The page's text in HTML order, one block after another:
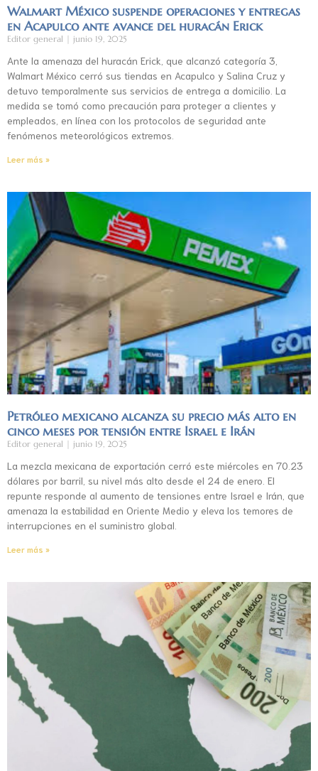
Walmart México suspende operaciones y entregas
en Acapulco ante avance del huracán Erick
Editor general junio 19, 2025
Ante la amenaza del huracán Erick, que alcanzó categoría 3,
Walmart México cerró sus tiendas en Acapulco y Salina Cruz y
detuvo temporalmente sus servicios de entrega a domicilio. La
medida se tomó como precaución para proteger a clientes y
empleados, en línea con los protocolos de seguridad ante
fenómenos meteorológicos extremos.
Leer más »
Petróleo mexicano alcanza su precio más alto en
cinco meses por tensión entre Israel e Irán
Editor general junio 19, 2025
La mezcla mexicana de exportación cerró este miércoles en 70.23
dólares por barril, su nivel más alto desde el 24 de enero. El
repunte responde al aumento de tensiones entre Israel e Irán, que
amenaza la estabilidad en Oriente Medio y eleva los temores de
interrupciones en el suministro global.
Leer más »